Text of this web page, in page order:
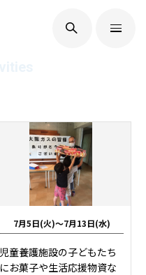
7月5日(火)～7月13日(水)
児童養護施設の子どもたち
にお菓子や生活応援物資な